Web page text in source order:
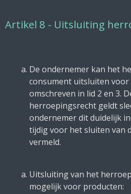
Artikel 8 - Uitsluiting
De ondernemer kan het
consument uitsluiten
omschreven in lid 2 en 3.
herroepingsrecht geldt
ondernemer dit duidelijk
tijdig voor het sluiten van
vermeld.
Uitsluiting van het
mogelijk voor producten: